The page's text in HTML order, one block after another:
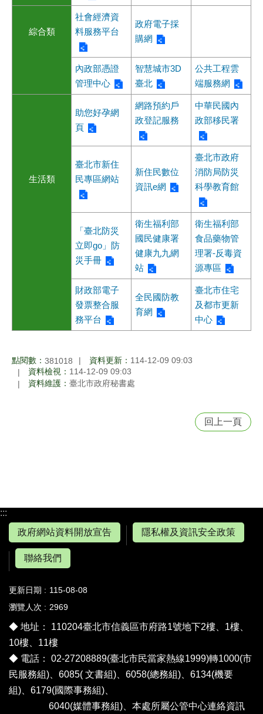
綜合類
社會經濟資
料服務平台
政府電子採
購網
內政部憑證
管理中心
智慧城市3D
臺北
公共工程雲
端服務網
助您好孕網
頁
網路預約戶
政登記服務
中華民國內
政部移民署
生活類
臺北市新住
民專區網站
新住民數位
資訊e網
臺北市政府
消防局防災
科學教育館
「臺北防災
立即go」防
災手冊
衛生福利部
國民健康署
健康九九網
站
衛生福利部
食品藥物管
理署-反毒資
源專區
財政部電子
發票整合服
務平台
全民國防教
育網
臺北市住宅
及都市更新
中心
點閱數： 381018 資料更新： 114-12-09 09:03
資料檢視： 114-12-09 09:03
資料維護： 臺北市政府秘書處
回上一頁
:::
政府網站資料開放宣告
隱私權及資訊安全政策
聯絡我們
更新日期
115-08-08
瀏覽人次
2969
◆ 地址： 110204臺北市信義區市府路1號地下2樓、1樓、
10樓、11樓
◆ 電話： 02-27208889(臺北市民當家熱線1999)轉1000(市
民服務組)、6085( 文書組)、6058(總務組)、6134(機要
組)、6179(國際事務組)、
6040(媒體事務組)、 本處所屬公管中心連絡資訊